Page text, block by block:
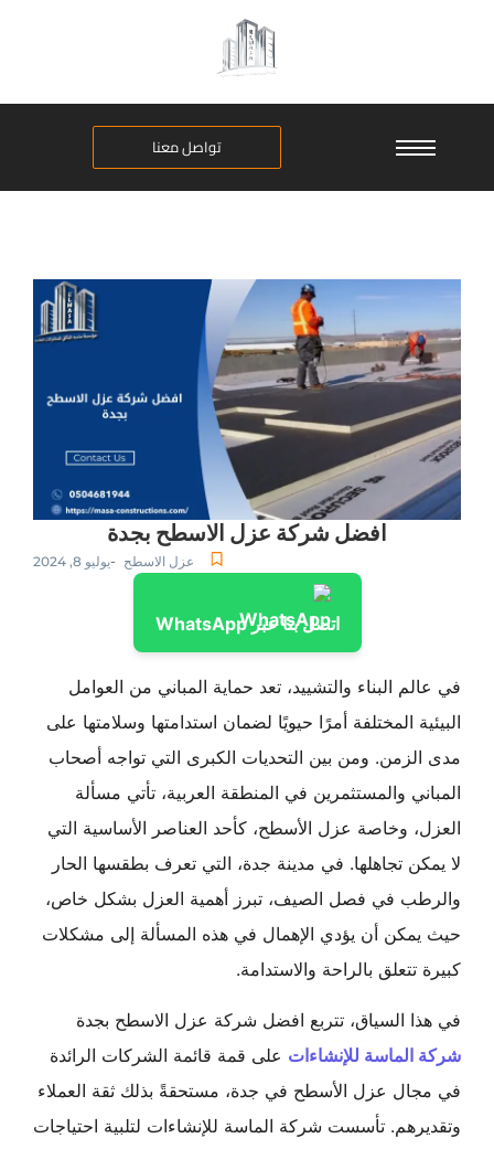
تواصل معنا
افضل شركة عزل الاسطح بجدة
عزل الاسطح -يوليو 8, 2024
اتصل بنا عبر WhatsApp
في عالم البناء والتشييد، تعد حماية المباني من العوامل
البيئية المختلفة أمرًا حيويًا لضمان استدامتها وسلامتها على
مدى الزمن. ومن بين التحديات الكبرى التي تواجه أصحاب
المباني والمستثمرين في المنطقة العربية، تأتي مسألة
العزل، وخاصة عزل الأسطح، كأحد العناصر الأساسية التي
لا يمكن تجاهلها. في مدينة جدة، التي تعرف بطقسها الحار
والرطب في فصل الصيف، تبرز أهمية العزل بشكل خاص،
حيث يمكن أن يؤدي الإهمال في هذه المسألة إلى مشكلات
كبيرة تتعلق بالراحة والاستدامة.
في هذا السياق، تتربع افضل شركة عزل الاسطح بجدة
شركة الماسة للإنشاءات على قمة قائمة الشركات الرائدة
في مجال عزل الأسطح في جدة، مستحقةً بذلك ثقة العملاء
وتقديرهم. تأسست شركة الماسة للإنشاءات لتلبية احتياجات